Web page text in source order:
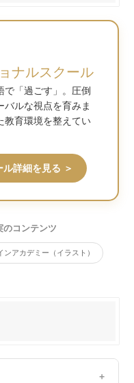
ナルスクール
で「過ごす」。圧倒
バルな視点を育みま
教育環境を整えてい
詳細を見る ＞
のコンテンツ
ンアカデミー（イラスト）